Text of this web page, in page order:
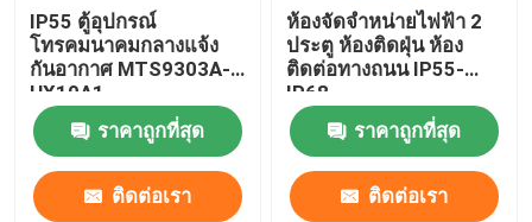
IP55 ตู้อุปกรณ์
โทรคมนาคมกลางแจ้ง
กันอากาศ MTS9303A-
HX10A1
ราคาถูกที่สุด
ติดต่อเรา
ห้องจัดจําหน่ายไฟฟ้า 2
ประตู ห้องติดฝุ่น ห้อง
ติดต่อทางถนน IP55-
IP68
ราคาถูกที่สุด
ติดต่อเรา